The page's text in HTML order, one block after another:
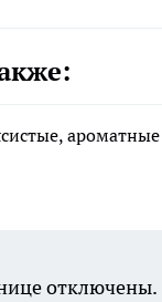
отключены.